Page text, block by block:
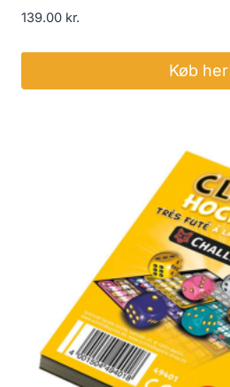
139.00 kr.
Køb her